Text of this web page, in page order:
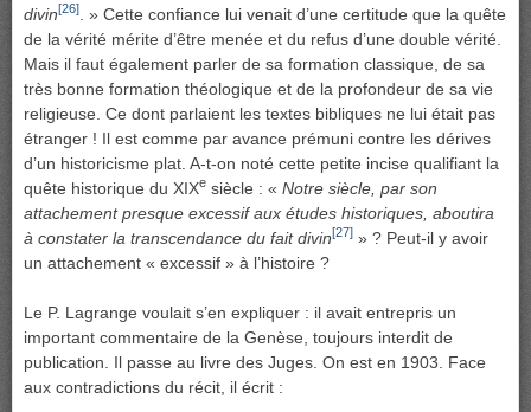
divin[26]
. » Cette confiance lui venait d’une certitude que la quête
de la vérité mérite d’être menée et du refus d’une double vérité.
Mais il faut également parler de sa formation classique, de sa
très bonne formation théologique et de la profondeur de sa vie
religieuse. Ce dont parlaient les textes bibliques ne lui était pas
étranger ! Il est comme par avance prémuni contre les dérives
d’un historicisme plat. A-t-on noté cette petite incise qualifiant la
quête historique du XIXe siècle : « Notre siècle, par son
attachement presque excessif aux études historiques, aboutira
à constater la transcendance du fait divin[27] » ? Peut-il y avoir
un attachement « excessif » à l’histoire ?
Le P. Lagrange voulait s’en expliquer : il avait entrepris un
important commentaire de la Genèse, toujours interdit de
publication. Il passe au livre des Juges. On est en 1903. Face
aux contradictions du récit, il écrit :